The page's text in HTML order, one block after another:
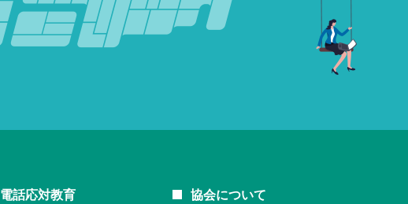
電話応対教育 協会について